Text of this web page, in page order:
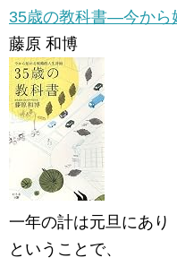
35歳の教科書―今から
藤原 和博
一年の計は元旦にあり
ということで、